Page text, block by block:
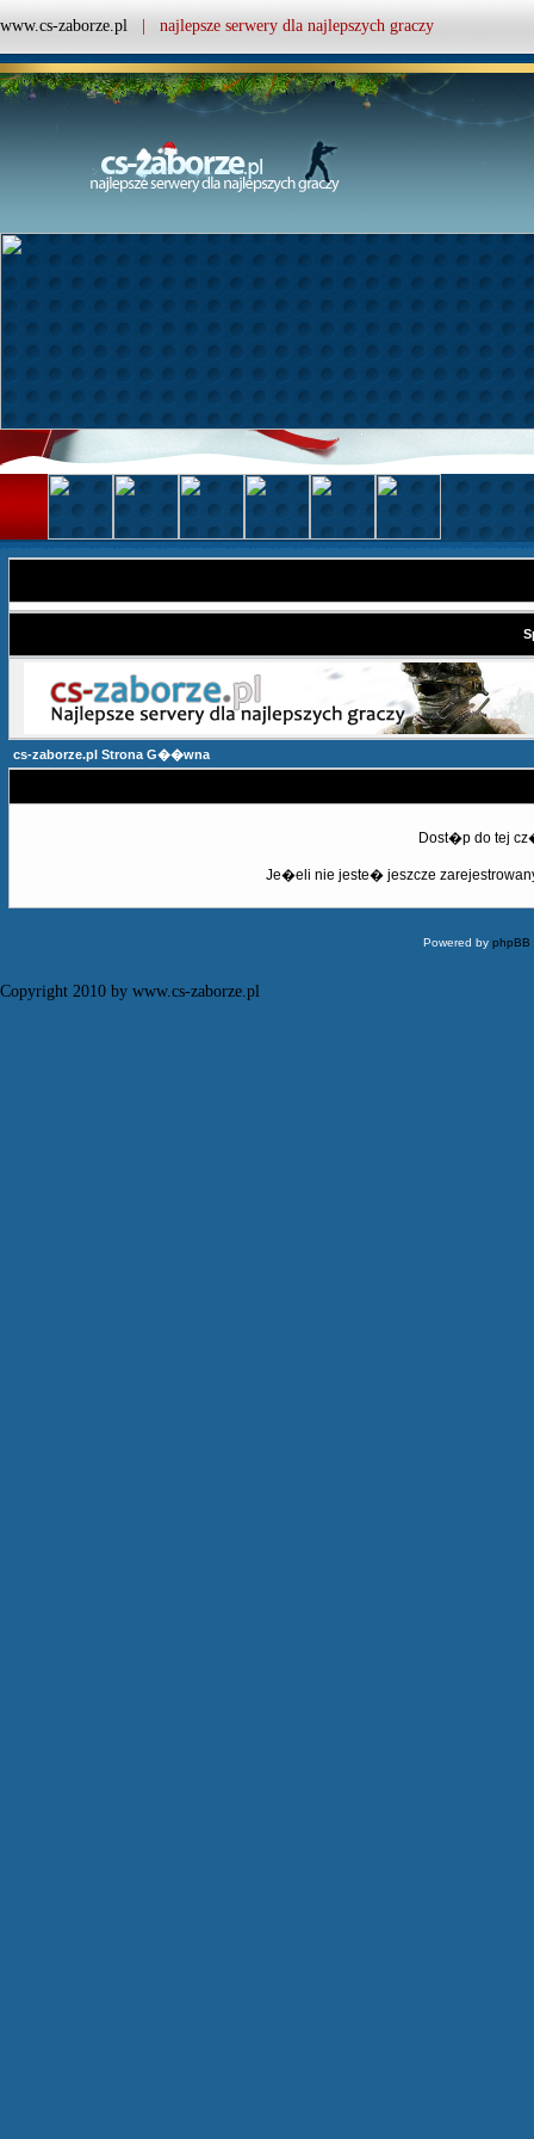
www.cs-zaborze.pl | najlepsze serwery dla najlepszych graczy
cs-zaborze.pl Strona G��wna
Dost�p do tej
Je�eli nie jeste� jeszcze
Powered byphpBB
Copyright 2010 by www.cs-zaborze.pl